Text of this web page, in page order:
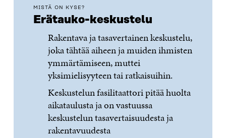
MISTÄ ON KYSE?
Erätauko-keskustelu
Rakentava ja tasavertainen keskustelu,
joka tähtää aiheen ja muiden ihmisten
ymmärtämiseen, muttei
yksimielisyyteen tai ratkaisuihin.
Keskustelun fasilitaattori pitää huolta
aikataulusta ja on vastuussa
keskustelun tasavertaisuudesta ja
rakentavuudesta